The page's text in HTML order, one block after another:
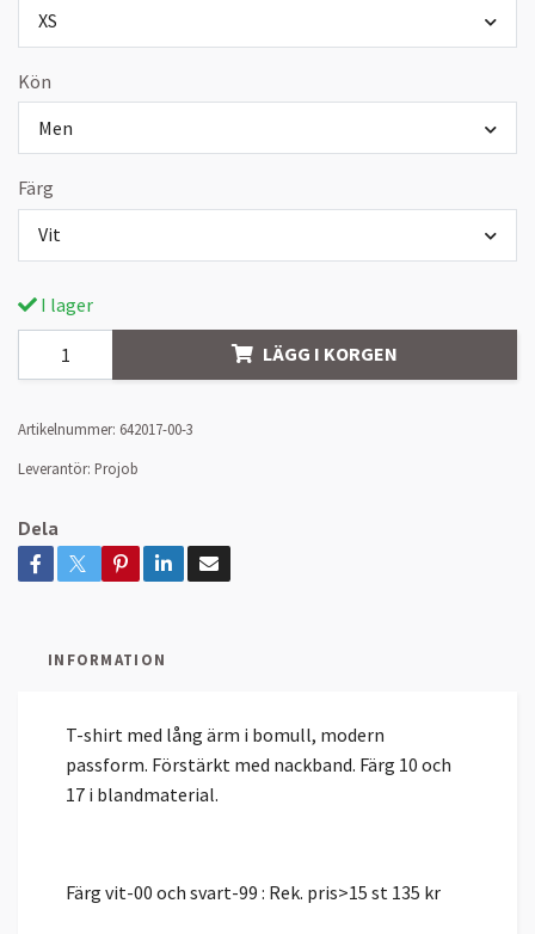
XS
Kön
Men
Färg
Vit
I lager
LÄGG I KORGEN
Artikelnummer: 642017-00-3
Leverantör: Projob
Dela
INFORMATION
T-shirt med lång ärm i bomull, modern
passform. Förstärkt med nackband. Färg 10 och
17 i blandmaterial.
Färg vit-00 och svart-99 : Rek. pris>15 st 135 kr